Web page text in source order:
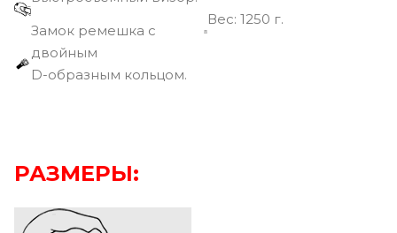
Замок ремешка с
двойным
D-образным кольцом.
Вec: 1250 г.
РАЗМЕРЫ: